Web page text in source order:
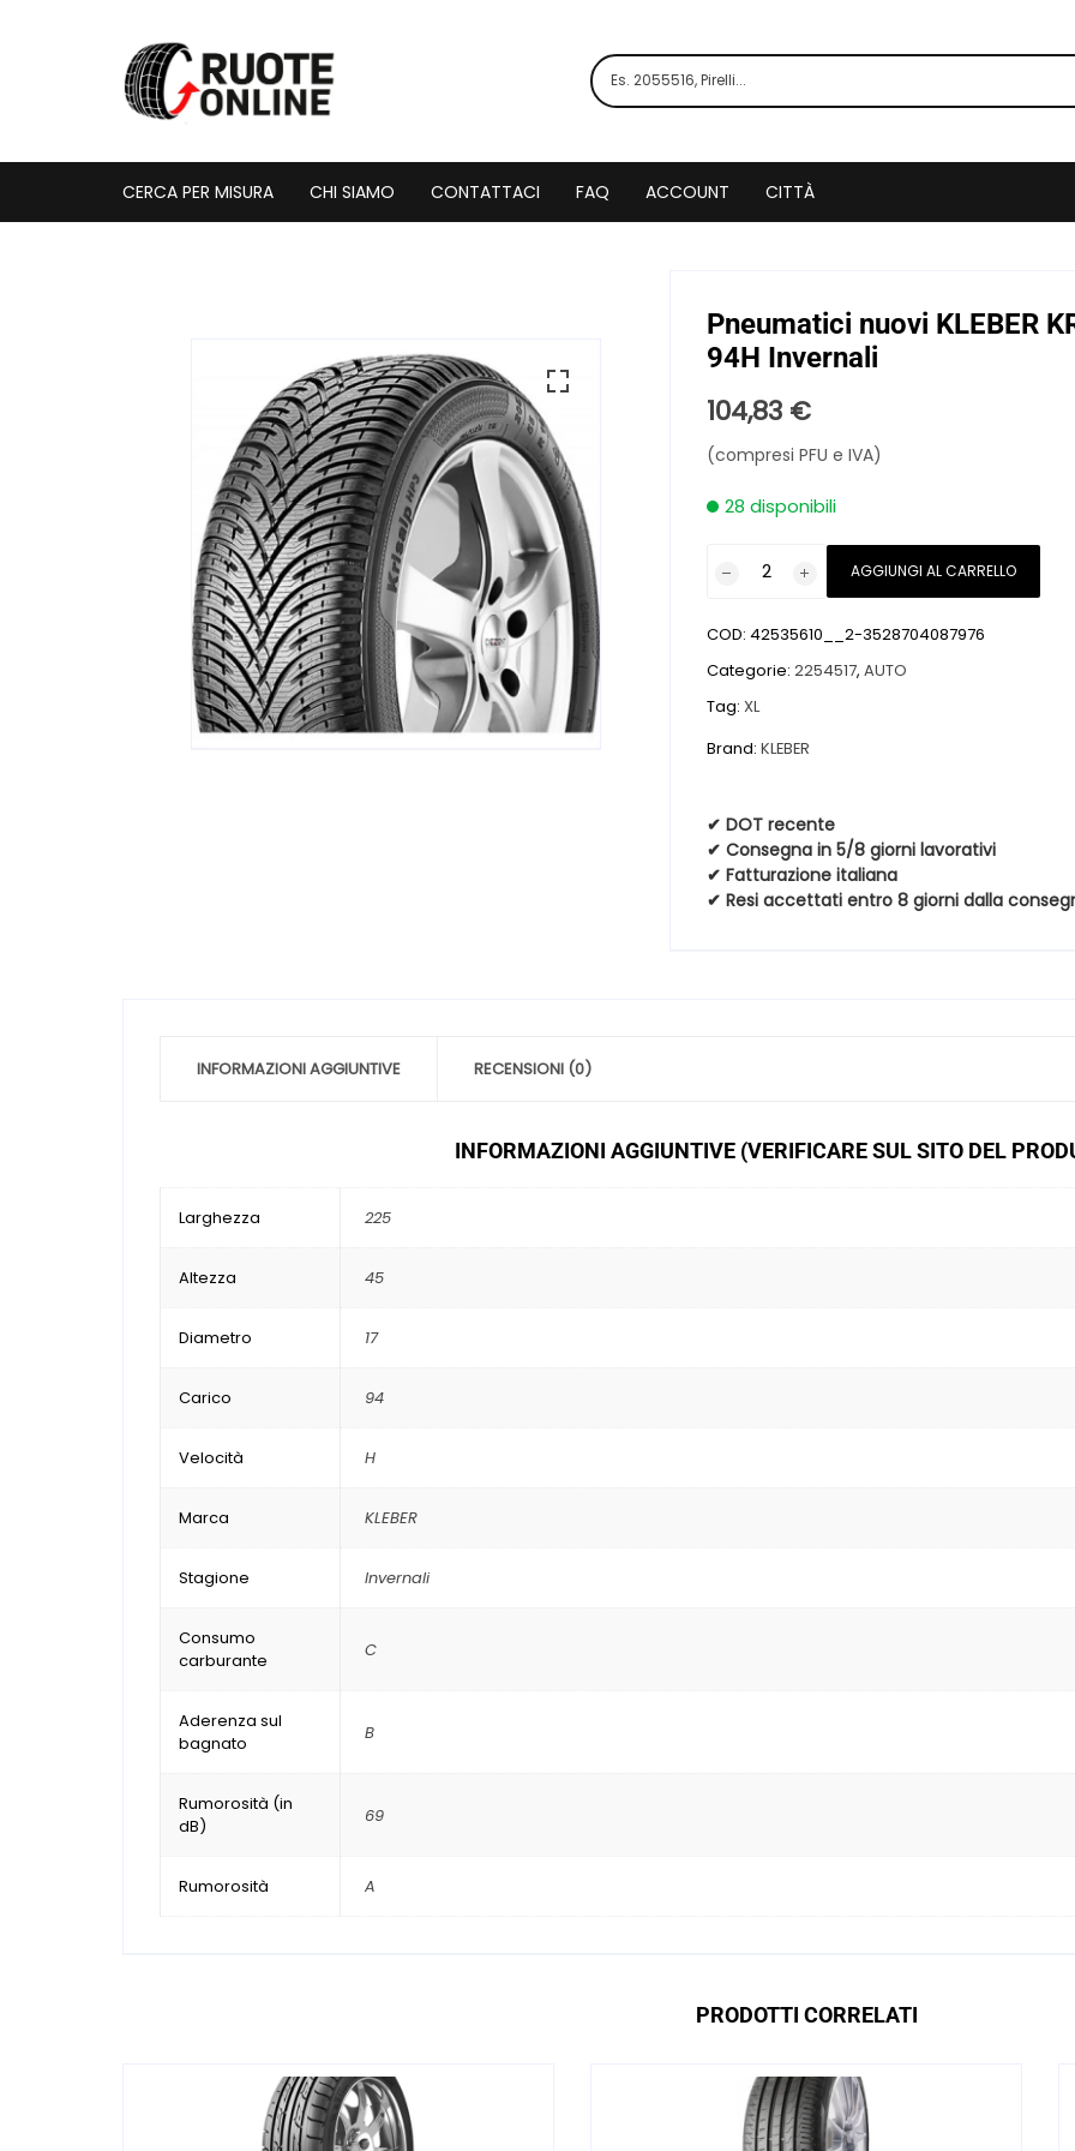
CERCA PER MISURA CHI SIAMO CONTATTACI FAQ ACCOUNT CITTÀ
Pneumatici nuovi KLEBER
94H Invernali
104,83 €
(compresi PFU e IVA)
28 disponibili
KRISALP
HP3
XL
225
17
94H
Invernali
quantità
AGGIUNGI AL CARRELLO
COD: 42535610__2-3528704087976
Categorie: 2254517, AUTO
Tag: XL
Brand: KLEBER
✔ DOT recente
✔ Consegna in 5/8 giorni lavorativi
✔ Fatturazione italiana
✔ Resi accettati entro 8 giorni dalla
INFORMAZIONI AGGIUNTIVE RECENSIONI (0)
INFORMAZIONI AGGIUNTIVE (VERIFICARE SUL SITO DEL
Larghezza 225
Altezza 45
Diametro 17
Carico 94
Velocità H
Marca KLEBER
Stagione Invernali
Consumo
carburante
C
Aderenza sul
bagnato
B
Rumorosità (in
dB)
69
Rumorosità A
PRODOTTI CORRELATI